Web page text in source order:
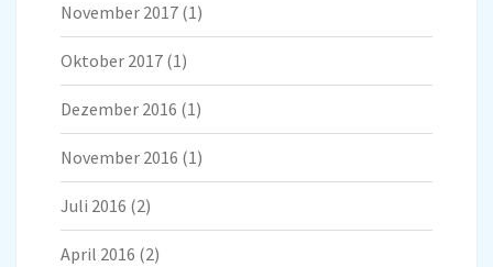
November 2017 (1)
Oktober 2017 (1)
Dezember 2016 (1)
November 2016 (1)
Juli 2016 (2)
April 2016 (2)